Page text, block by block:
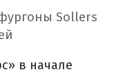
Sollers
в начале